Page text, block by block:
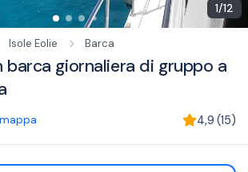
1/12
Isole Eolie Barca
barca giornaliera di gruppo a
4,9 (15)